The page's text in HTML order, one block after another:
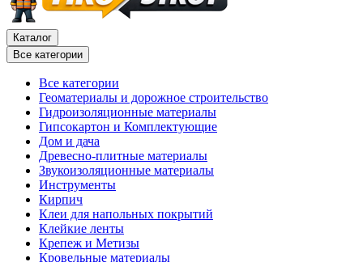
Каталог
Все категории
Все категории
Геоматериалы и дорожное строительство
Гидроизоляционные материалы
Гипсокартон и Комплектующие
Дом и дача
Древесно-плитные материалы
Звукоизоляционные материалы
Инструменты
Кирпич
Клеи для напольных покрытий
Клейкие ленты
Крепеж и Метизы
Кровельные материалы